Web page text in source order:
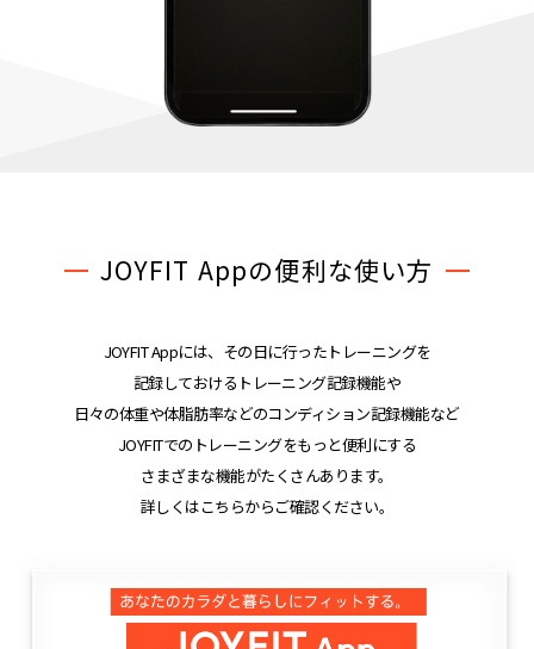
JOYFIT Appの便利な使い方
JOYFIT Appには、その日に行ったトレーニングを
記録しておけるトレーニング記録機能や
日々の体重や体脂肪率などのコンディション記録機能など
JOYFITでのトレーニングをもっと便利にする
さまざまな機能がたくさんあります。
詳しくはこちらからご確認ください。